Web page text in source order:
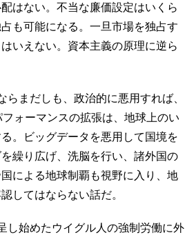
はない。不当な廉価設定はいくら
も可能になる。一旦市場を独占す
いえない。資本主義の原理に逆ら
まだしも、政治的に悪用すれば、
ォーマンスの拡張は、地球上のい
。ビッグデータを悪用して国境を
繰り広げ、洗脳を行い、諸外国の
による地球制覇も視野に入り、地
してはならない話だ。
始めたウイグル人の強制労働に外